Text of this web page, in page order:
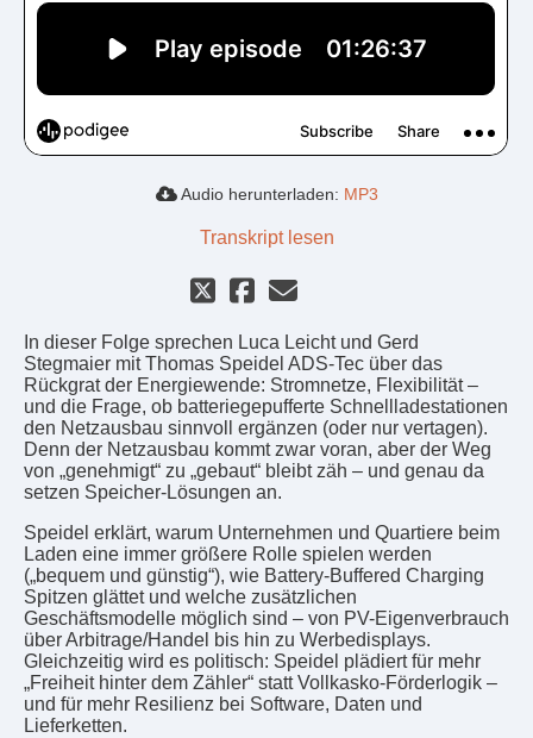
Audio herunterladen: MP3
Transkript lesen
In dieser Folge sprechen Luca Leicht und Gerd
Stegmaier mit Thomas Speidel ADS-Tec über das
Rückgrat der Energiewende: Stromnetze, Flexibilität –
und die Frage, ob batteriegepufferte Schnellladestationen
den Netzausbau sinnvoll ergänzen (oder nur vertagen).
Denn der Netzausbau kommt zwar voran, aber der Weg
von „genehmigt“ zu „gebaut“ bleibt zäh – und genau da
setzen Speicher-Lösungen an.
Speidel erklärt, warum Unternehmen und Quartiere beim
Laden eine immer größere Rolle spielen werden
(„bequem und günstig“), wie Battery-Buffered Charging
Spitzen glättet und welche zusätzlichen
Geschäftsmodelle möglich sind – von PV-Eigenverbrauch
über Arbitrage/Handel bis hin zu Werbedisplays.
Gleichzeitig wird es politisch: Speidel plädiert für mehr
„Freiheit hinter dem Zähler“ statt Vollkasko-Förderlogik –
und für mehr Resilienz bei Software, Daten und
Lieferketten.